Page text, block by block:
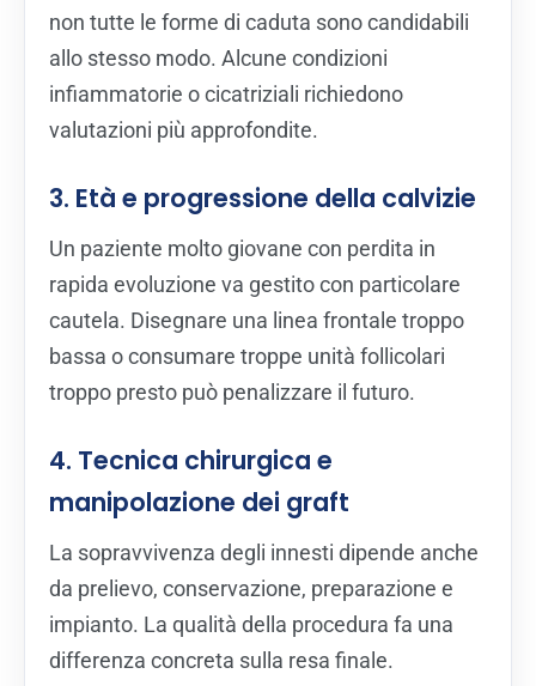
non tutte le forme di caduta sono candidabili
allo stesso modo. Alcune condizioni
infiammatorie o cicatriziali richiedono
valutazioni più approfondite.
3. Età e progressione della calvizie
Un paziente molto giovane con perdita in
rapida evoluzione va gestito con particolare
cautela. Disegnare una linea frontale troppo
bassa o consumare troppe unità follicolari
troppo presto può penalizzare il futuro.
4. Tecnica chirurgica e
manipolazione dei graft
La sopravvivenza degli innesti dipende anche
da prelievo, conservazione, preparazione e
impianto. La qualità della procedura fa una
differenza concreta sulla resa finale.